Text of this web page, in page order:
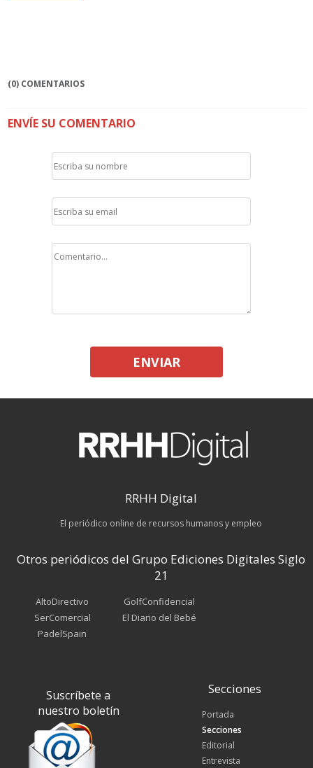
(0) COMENTARIOS
ENVÍE SU COMENTARIO
ENVIAR
RRHH Digital
El periódico online de recursos humanos y empleo
Otros periódicos del Grupo Ediciones Digitales Siglo
21
AltoDirectivo
SerComercial
PadelSpain
GolfConfidencial
El Diario del Bebé
Suscríbete a
nuestro boletín
Secciones
Portada
Secciones
Editorial
Entrevista